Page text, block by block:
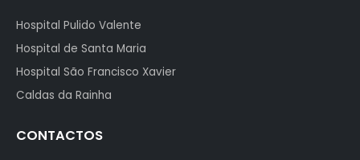
Hospital Pulido Valente
Hospital de Santa Maria
Hospital São Francisco Xavier
Caldas da Rainha
CONTACTOS